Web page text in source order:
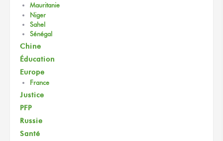
Mauritanie
Niger
Sahel
Sénégal
Chine
Éducation
Europe
France
Justice
PFP
Russie
Santé